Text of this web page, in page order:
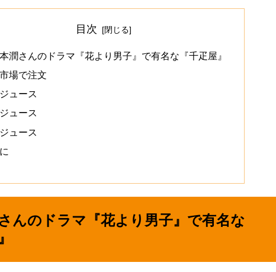
目次
潤さんのドラマ『花より男子』で有名な『千疋屋』
場で注文
ュース
ュース
ュース
んのドラマ『花より男子』で有名な